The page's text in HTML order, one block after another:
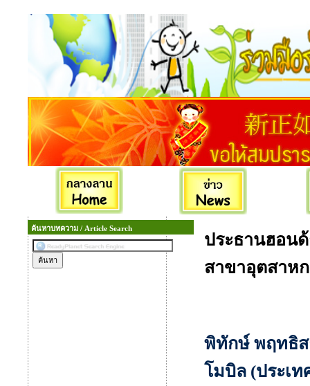
ค้นหาบทความ / Article Search
ประธานฮอน
สาขาอุตสาห
พิทักษ์ พฤทธิส
โมบิล (ประเ